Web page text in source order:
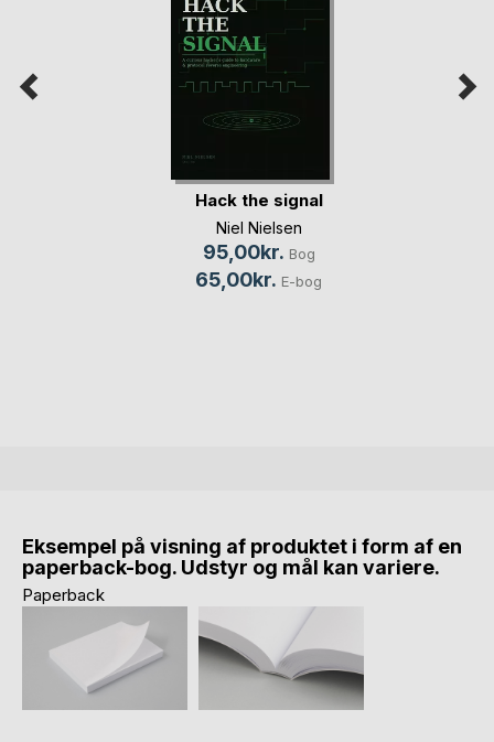
Hack the signal
Niel Nielsen
95,00kr. Bog
65,00kr. E-bog
Eksempel på visning af produktet i form af en
paperback-bog. Udstyr og mål kan variere.
Paperback